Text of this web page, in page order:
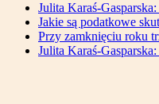
Julita Karaś-
Jakie są podatkowe
Przy zamknięciu roku
Julita Karaś-